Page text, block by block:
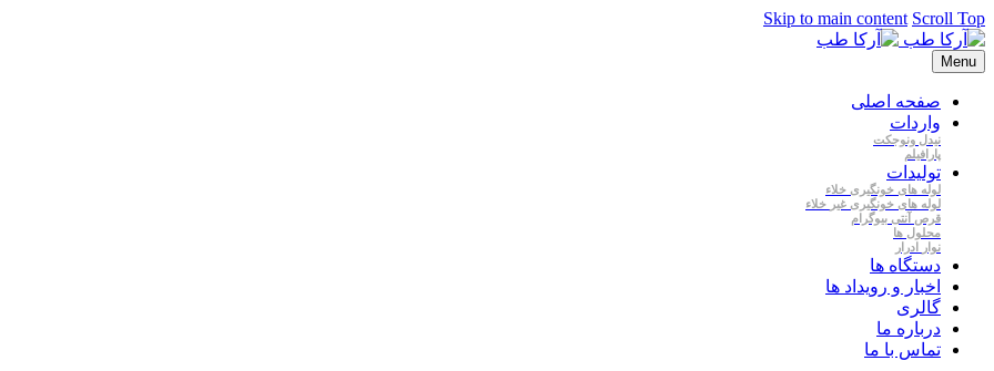
Skip to main content Scroll Top
Menu
صفحه اصلی
واردات
نیدل ونوجکت
پارافیلم
تولیدات
لوله های خونگیری خلاء
لوله های خونگیری غیر خلاء
قرص آنتی بیوگرام
محلول ها
نوار
ادرار
دستگاه ها
اخبار و رویداد ها
گالری
درباره ما
تماس با ما